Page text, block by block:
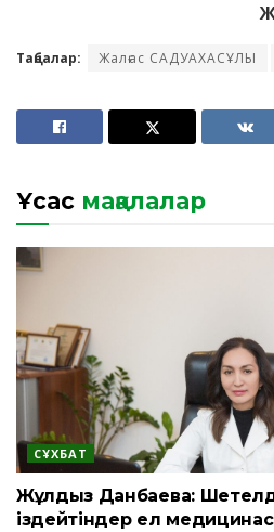
Таңбалар: Жалғас САДУАХАСҰЛЫ
Ұқсас мақалалар
СҰХБАТ
Жұлдыз Данбаева:
іздейтіндер ел